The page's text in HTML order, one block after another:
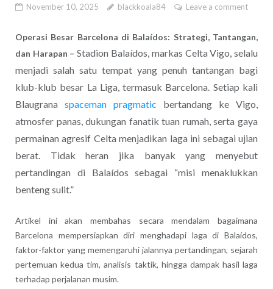
November 10, 2025 blackkoala84 Leave a comment
Operasi Besar Barcelona di Balaídos: Strategi, Tantangan,
dan Harapan –Stadion Balaídos, markas Celta Vigo, selalu
menjadi salah satu tempat yang penuh tantangan bagi
klub-klub besar La Liga, termasuk Barcelona. Setiap kali
Blaugrana spaceman pragmatic bertandang ke Vigo,
atmosfer panas, dukungan fanatik tuan rumah, serta gaya
permainan agresif Celta menjadikan laga ini sebagai ujian
berat. Tidak heran jika banyak yang menyebut
pertandingan di Balaídos sebagai “misi menaklukkan
benteng sulit.”
Artikel ini akan membahas secara mendalam bagaimana
Barcelona mempersiapkan diri menghadapi laga di Balaídos,
faktor-faktor yang memengaruhi jalannya pertandingan, sejarah
pertemuan kedua tim, analisis taktik, hingga dampak hasil laga
terhadap perjalanan musim.